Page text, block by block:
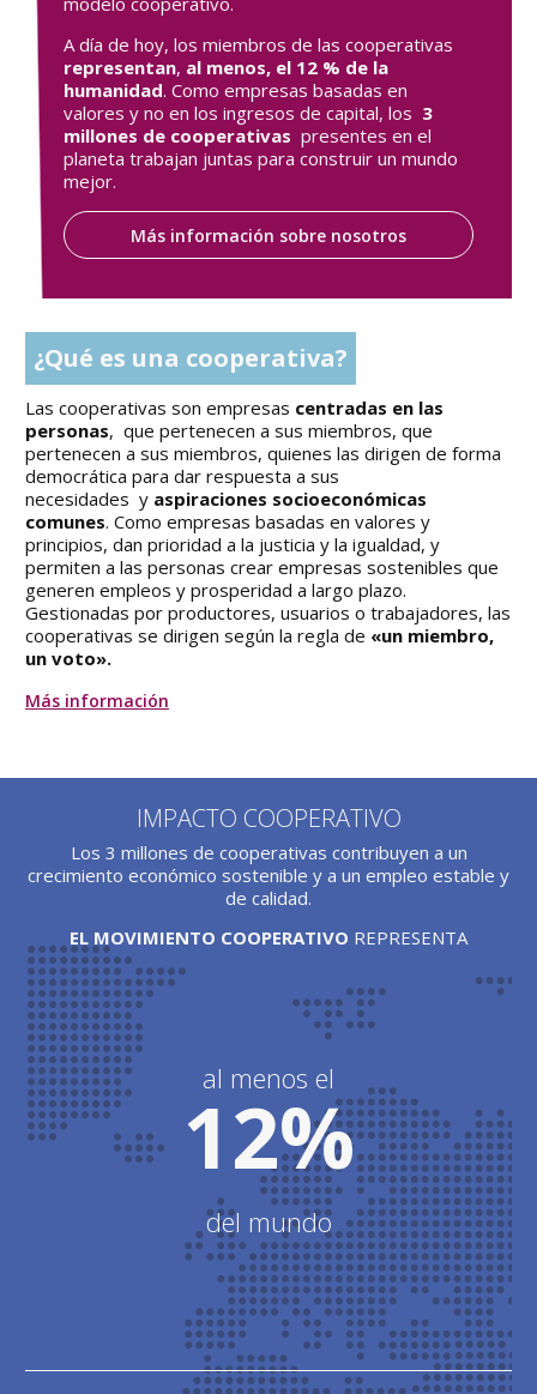
A día de hoy, los miembros de las cooperativas
representan, al menos, el 12 % de la
humanidad. Como empresas basadas en
valores y no en los ingresos de capital, los 3
millones de cooperativas presentes en el
planeta trabajan juntas para construir un mundo
mejor.
Más información sobre nosotros
¿Qué es una cooperativa?
Las cooperativas son empresas centradas en las
personas, que pertenecen a sus miembros, que
pertenecen a sus miembros, quienes las dirigen de forma
democrática para dar respuesta a sus
necesidades y aspiraciones socioeconómicas
comunes. Como empresas basadas en valores y
principios, dan prioridad a la justicia y la igualdad, y
permiten a las personas crear empresas sostenibles que
generen empleos y prosperidad a largo plazo.
Gestionadas por productores, usuarios o trabajadores, las
cooperativas se dirigen según la regla de «un miembro,
un voto».
Más información
IMPACTO COOPERATIVO
Los 3 millones de cooperativas contribuyen a un
crecimiento económico sostenible y a un empleo estable y
de calidad.
EL MOVIMIENTO COOPERATIVO REPRESENTA
al menos el
12%
del mundo